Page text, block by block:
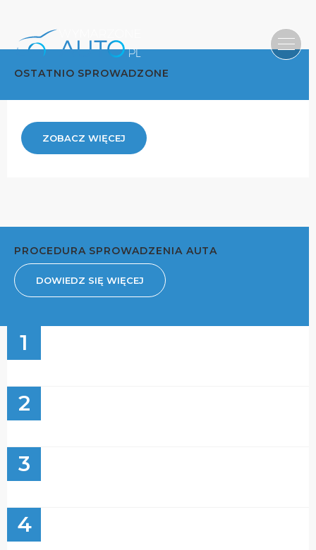
OSTATNIO SPROWADZONE
ZOBACZ WIĘCEJ
PROCEDURA SPROWADZENIA AUTA
DOWIEDZ SIĘ WIĘCEJ
1
2
3
4